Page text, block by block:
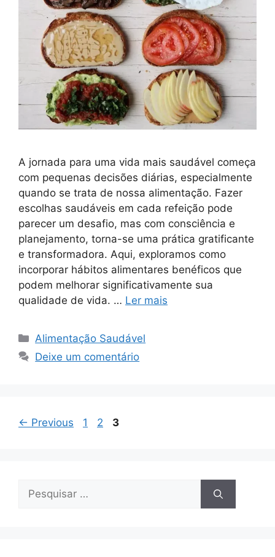
A jornada para uma vida mais saudável começa
com pequenas decisões diárias, especialmente
quando se trata de nossa alimentação. Fazer
escolhas saudáveis em cada refeição pode
parecer um desafio, mas com consciência e
planejamento, torna-se uma prática gratificante
e transformadora. Aqui, exploramos como
incorporar hábitos alimentares benéficos que
podem melhorar significativamente sua
qualidade de vida. … Ler mais
Categorias
Alimentação Saudável
Deixe um comentário
← Previous Page
1 Page
2 Page
3
Pesquisar